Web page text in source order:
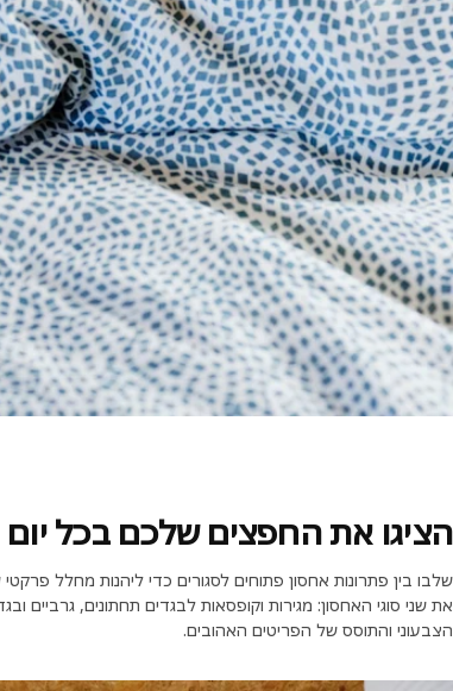
הציגו את החפצים שלכם בכל יום
שלבו בין פתרונות אחסון פתוחים לסגורים כדי ליהנות מחלל
את שני סוגי האחסון: מגירות וקופסאות לבגדים תחתונים, גרביים
הצבעוני והתוסס של הפריטים האהובים.